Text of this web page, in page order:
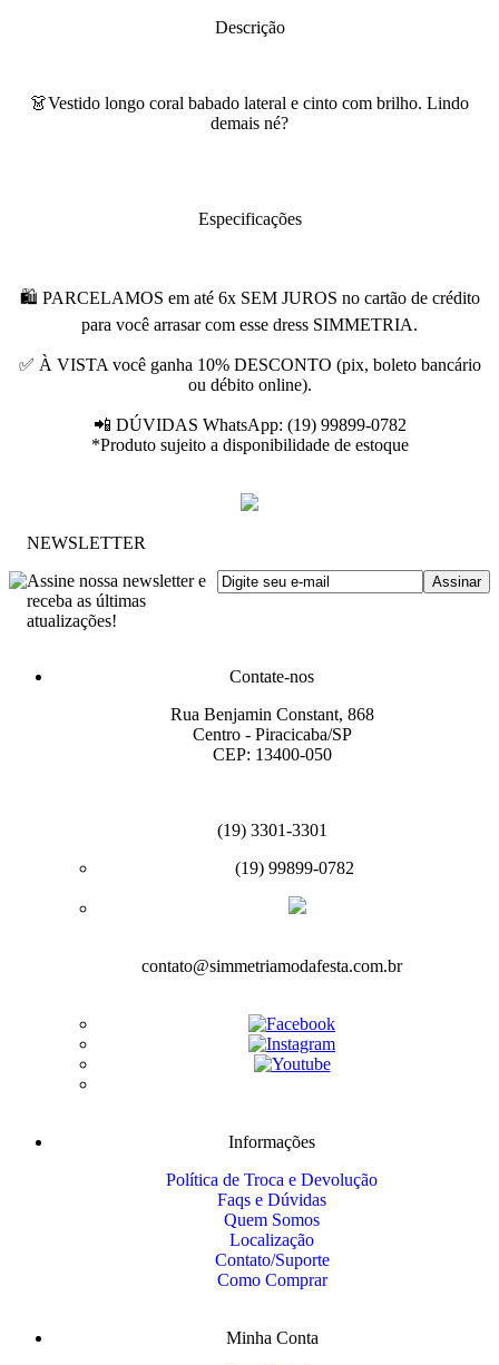
Descrição
👗Vestido longo coral babado lateral e cinto com brilho. Lindo
demais né?
Especificações
🛍 PARCELAMOS em até 6x SEM JUROS no cartão de crédito
para você arrasar com esse dress SIMMETRIA.
✅ À VISTA você ganha 10% DESCONTO (pix, boleto bancário
ou débito online).
📲 DÚVIDAS WhatsApp: (19) 99899-0782
*Produto sujeito a disponibilidade de estoque
NEWSLETTER
Assine nossa newsletter e
receba as últimas
atualizações!
Contate-nos
Rua Benjamin Constant, 868
Centro - Piracicaba/SP
CEP: 13400-050
(19) 3301-3301
(19) 99899-0782
contato@simmetriamodafesta.com.br
Informações
Política de Troca e Devolução
Faqs e Dúvidas
Quem Somos
Localização
Contato/Suporte
Como Comprar
Minha Conta